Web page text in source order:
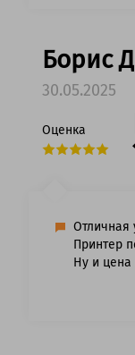
Борис
30.05.2025
Оценка
Отличная
Принтер
Ну и цена